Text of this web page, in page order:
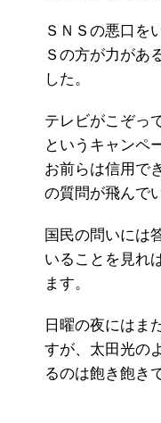
ＳＮＳの悪口を
Ｓの方が力があ
した。
テレビがこぞっ
というキャンペ
お前らは信用で
の質問が飛んで
国民の問いには
いることを見れ
ます。
日曜の夜にはま
すが、太田光の
るのは飽き飽き